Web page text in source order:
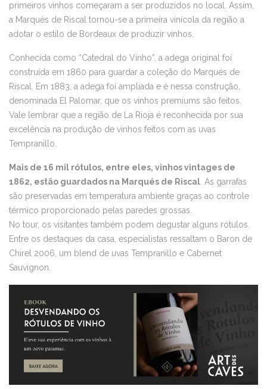
primeiros vinhos começaram a ser produzidos no local. Assim,
a Marqués de Riscal tornou-se a primeira vinícola da região a
adotar o estilo de Bordeaux de produzir vinhos.
Conhecida como “Catedral do Vinho”, a adega original foi
construída em 1860 para guardar a coleção do Marqués de
Riscal. Em 1883, a adega foi ampliada e é nessa construção,
denominada El Palomar, que os vinhos premiums são feitos.
Vale lembrar que a região de La Rioja é reconhecida por sua
excelência na produção de vinhos feitos com as uvas
Tempranillo.
Mais de 16 mil rótulos, entre eles, vinhos vintages de
1862, estão guardados na Marqués de Riscal . As garrafas
são preservadas em temperatura ambiente graças ao controle
térmico proporcionado pelas paredes grossas.
No tour, os visitantes também podem degustar alguns rótulos.
Entre os destaques da casa, especialistas ressaltam o Baron de
Chirel 2006, um blend de uvas Tempranillo e Cabernet
Sauvignon.